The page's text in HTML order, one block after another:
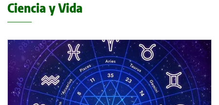
Ciencia y Vida